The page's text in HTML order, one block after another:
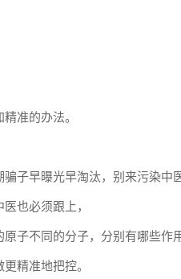
准的办法。
子早曝光早淘汰，别来污染中
也必须跟上，
子不同的分子，分别有哪些作
精准地把控。